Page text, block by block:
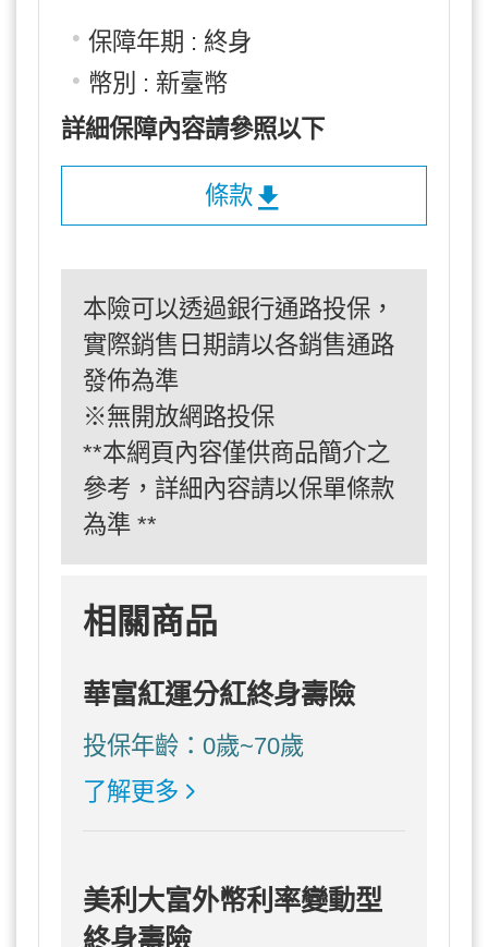
保障年期 : 終身
幣別 : 新臺幣
詳細保障內容請參照以下
條款
本險可以透過銀行通路投保，
實際銷售日期請以各銷售通路
發佈為準
※無開放網路投保
**本網頁內容僅供商品簡介之
參考，詳細內容請以保單條款
為準 **
相關商品
華富紅運分紅終身壽險
投保年齡：0歲~70歲
了解更多
美利大富外幣利率變動型
終身壽險